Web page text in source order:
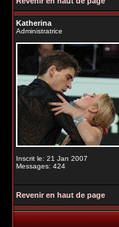
Katherina
Administratrice
Inscrit le: 21 Jan 2007
Messages: 424
Revenir en haut de page